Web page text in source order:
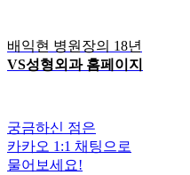
배익현 병원장의 18년
VS성형외과 홈페이지
궁금하신 점은
카카오 1:1 채팅으로
물어보세요!